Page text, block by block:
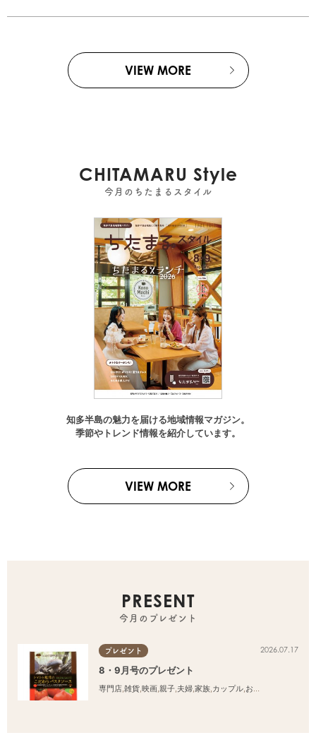
VIEW MORE
CHITAMARU Style
今月のちたまるスタイル
知多半島の魅力を届ける地域情報マガジン。
季節やトレンド情報を紹介しています。
VIEW MORE
PRESENT
今月のプレゼント
プレゼント 2026.07.17
8・9月号のプレゼント
専門店 雑貨 映画 親子 夫婦 家族 カップル おひとりさま